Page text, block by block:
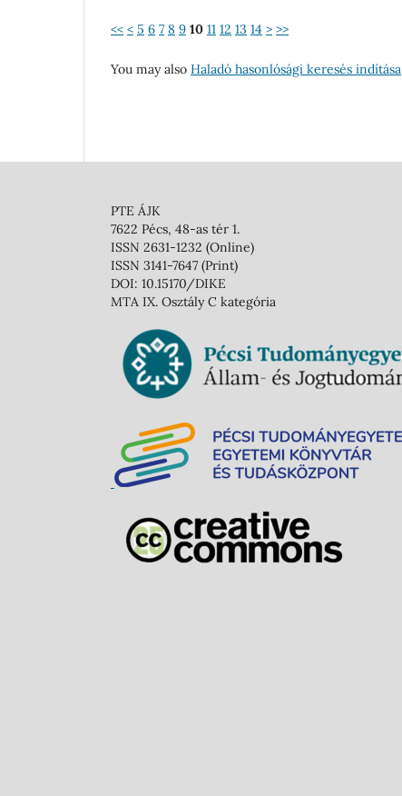
<< < 5 6 7 8 9 10 11 12 13 14 > >>
You may also Haladó hasonlósági keresés indítása
PTE ÁJK
7622 Pécs, 48-as tér 1.
ISSN 2631-1232 (Online)
ISSN 3141-7647 (Print)
DOI: 10.15170/DIKE
MTA IX. Osztály C kategória